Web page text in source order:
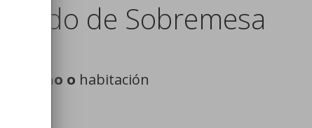
de Sobremesa
de baño o habitación